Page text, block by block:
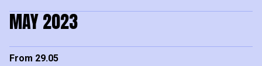
MAY 2023
From 29.05